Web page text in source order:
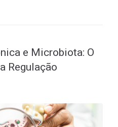
e Microbiota: O
Regulação